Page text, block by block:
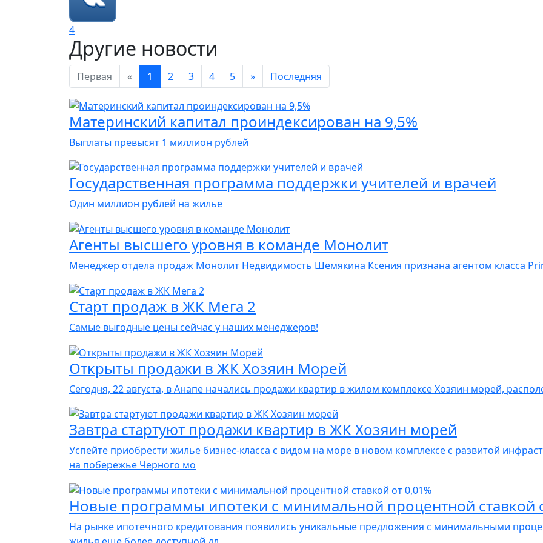
4
Другие новости
Первая « 1 2 3 4 5 » Последняя
Материнский капитал проиндексирован на 9,5%
Выплаты превысят 1 миллион рублей
Государственная программа поддержки учителей и врачей
Один миллион рублей на жилье
Агенты высшего уровня в команде Монолит
Менеджер отдела продаж Монолит Недвидимость Шемякина Ксения признана агентом класса
Старт продаж в ЖК Мега 2
Самые выгодные цены сейчас у наших менеджеров!
Открыты продажи в ЖК Хозяин Морей
Сегодня, 22 августа, в Анапе начались продажи квартир в жилом комплексе Хозяин морей,
Завтра стартуют продажи квартир в ЖК Хозяин морей
Успейте приобрести жилье бизнес-класса с видом на море в новом комплексе с развитой
на побережье Черного мо
Новые программы ипотеки с минимальной процентной ставкой
На рынке ипотечного кредитования появились уникальные предложения с минимальными